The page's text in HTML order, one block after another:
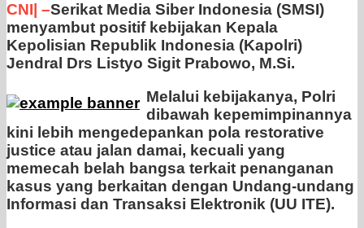
CNI| –Serikat Media Siber Indonesia (SMSI)
menyambut positif kebijakan Kepala
Kepolisian Republik Indonesia (Kapolri)
Jendral Drs Listyo Sigit Prabowo, M.Si.
Melalui kebijakanya, Polri
dibawah kepemimpinannya
kini lebih mengedepankan pola restorative
justice atau jalan damai, kecuali yang
memecah belah bangsa terkait penanganan
kasus yang berkaitan dengan Undang-undang
Informasi dan Transaksi Elektronik (UU ITE).